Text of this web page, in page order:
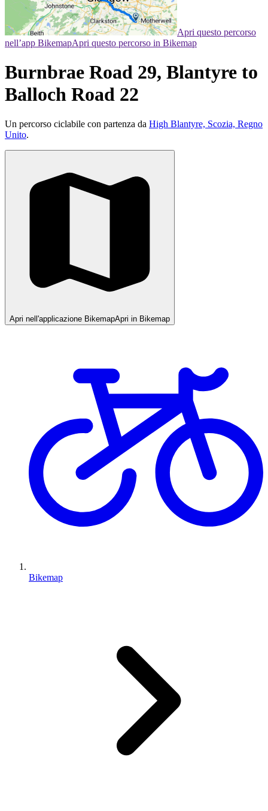
Apri questo percorso
nell’app BikemapApri questo percorso in Bikemap
Burnbrae Road 29, Blantyre to
Balloch Road 22
Un percorso ciclabile con partenza da High Blantyre, Scozia, Regno
Unito.
Apri nell'applicazione BikemapApri in Bikemap
Bikemap